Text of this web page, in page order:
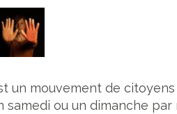
un mouvement de
samedi ou un dimanche par